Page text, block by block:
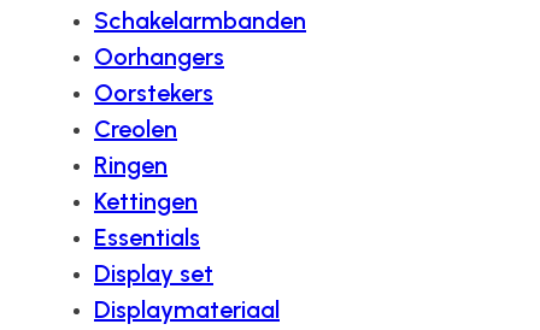
Schakelarmbanden
Oorhangers
Oorstekers
Creolen
Ringen
Kettingen
Essentials
Display set
Displaymateriaal